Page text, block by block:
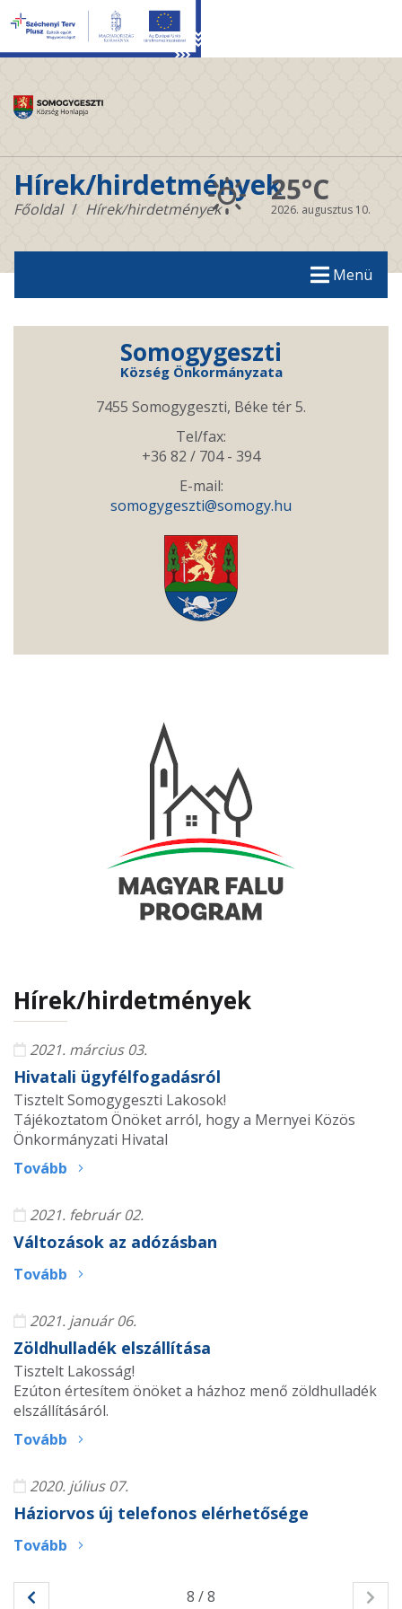
Hírek/hirdetmények
Főoldal Hírek/hirdetmények
25°C
2026. augusztus 10.
Menü
Somogygeszti
Község Önkormányzata
7455 Somogygeszti, Béke tér 5.
Tel/fax:
+36 82 / 704 - 394
E-mail:
somogygeszti@somogy.hu
Hírek/hirdetmények
2021. március 03.
Hivatali ügyfélfogadásról
Tisztelt Somogygeszti Lakosok!
Tájékoztatom Önöket arról, hogy a Mernyei Közös
Önkormányzati Hivatal
Tovább
2021. február 02.
Változások az adózásban
Tovább
2021. január 06.
Zöldhulladék elszállítása
Tisztelt Lakosság!
Ezúton értesítem önöket a házhoz menő zöldhulladék
elszállításáról.
Tovább
2020. július 07.
Háziorvos új telefonos elérhetősége
Tovább
8 / 8